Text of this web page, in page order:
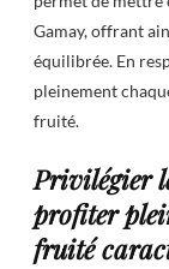
Gamay, offrant
équilibrée. En
pleinement
fruité.
Privilégier
profiter
fruité